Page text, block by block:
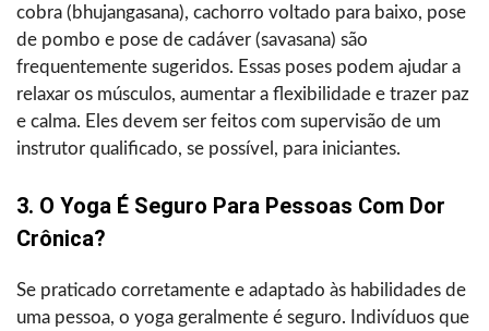
cobra (bhujangasana), cachorro voltado para baixo, pose
de pombo e pose de cadáver (savasana) são
frequentemente sugeridos. Essas poses podem ajudar a
relaxar os músculos, aumentar a flexibilidade e trazer paz
e calma. Eles devem ser feitos com supervisão de um
instrutor qualificado, se possível, para iniciantes.
3. O Yoga É Seguro Para Pessoas Com Dor
Crônica?
Se praticado corretamente e adaptado às habilidades de
uma pessoa, o yoga geralmente é seguro. Indivíduos que